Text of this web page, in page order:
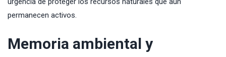
permanecen activos.
Memoria ambiental y